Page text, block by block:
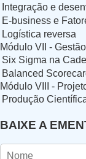
Integração e
E-business e
Logística reversa
Módulo VII -
Six Sigma na
Balanced
Módulo VIII -
Produção
BAIXE A